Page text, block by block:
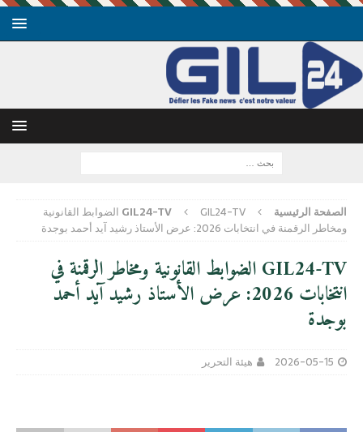
الصفحة الرئيسية GIL24-TV GIL24-TV الضوابط القانونية
ومخاطر الرقمنة في انتخابات 2026: عرض الأستاذ رشيد آيد أحمد بوجدة
GIL24-TV الضوابط القانونية ومخاطر الرقمنة في
انتخابات 2026: عرض الأستاذ رشيد آيد أحمد
بوجدة
2026-05-15 هيئة التحرير